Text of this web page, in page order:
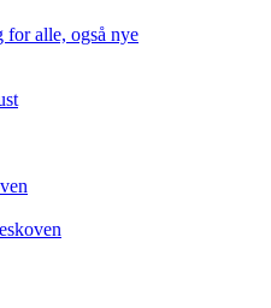
for alle, også nye